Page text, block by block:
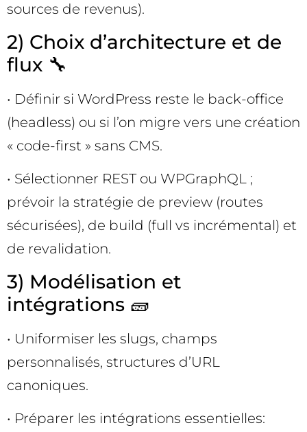
sources de revenus).
2) Choix d’architecture et de
flux 🔧
• Définir si WordPress reste le back-office
(headless) ou si l’on migre vers une création
« code-first » sans CMS.
• Sélectionner REST ou WPGraphQL ;
prévoir la stratégie de preview (routes
sécurisées), de build (full vs incrémental) et
de revalidation.
3) Modélisation et
intégrations 🧱
• Uniformiser les slugs, champs
personnalisés, structures d’URL
canoniques.
• Préparer les intégrations essentielles: